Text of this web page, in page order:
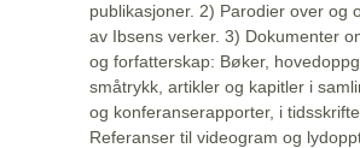
publikasjoner. 2) Parodier over og
av Ibsens verker. 3) Dokumenter
og forfatterskap: Bøker,
småtrykk, artikler og kapitler i
og konferanserapporter, i
Referanser til videogram og